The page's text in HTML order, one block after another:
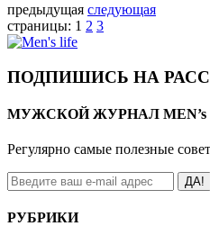
предыдущая следующая
страницы: 1 2 3
ПОДПИШИСЬ НА
МУЖСКОЙ ЖУРНАЛ MEN’s
Регулярно самые полезные
ДА!
РУБРИКИ